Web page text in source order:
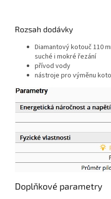
Rozsah dodávky
Diamantový kotouč 110
suché i mokré řezání
přívod vody
nástroje pro výměnu
Doplňkové parametry